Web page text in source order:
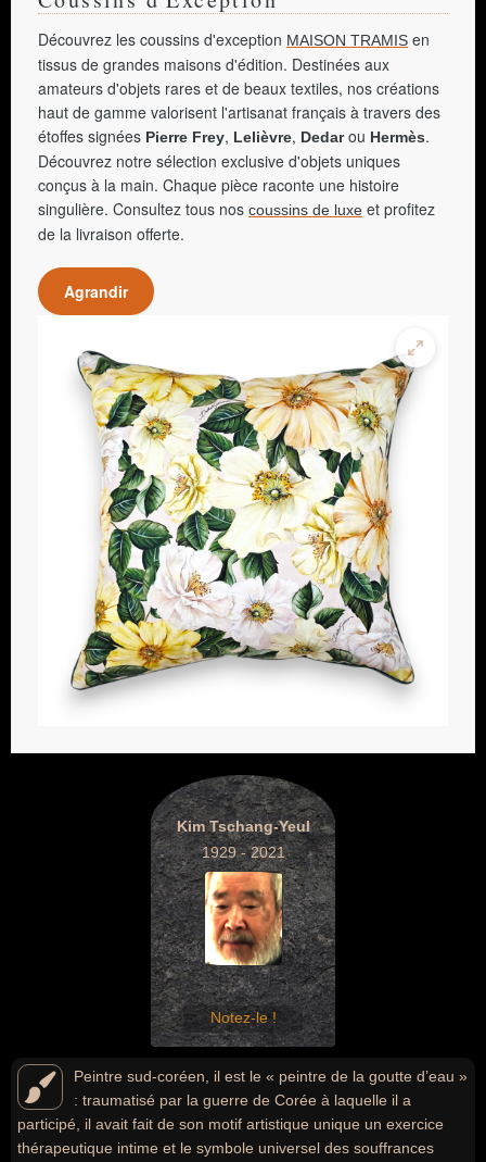
Découvrez les coussins d'exception MAISON TRAMIS en
tissus de grandes maisons d'édition. Destinées aux
amateurs d'objets rares et de beaux textiles, nos créations
haut de gamme valorisent l'artisanat français à travers des
étoffes signées Pierre Frey, Lelièvre, Dedarou Hermès.
Découvrez notre sélection exclusive d'objets uniques
conçus à la main. Chaque pièce raconte une histoire
singulière. Consultez tous nos coussins de luxe et profitez
de la livraison offerte.
Agrandir
Kim Tschang-Yeul
1929 - 2021
Notez-le !
Peintre sud-coréen, il est le « peintre de la goutte d’eau »
: traumatisé par la guerre de Corée à laquelle il a
participé, il avait fait de son motif artistique unique un exercice
thérapeutique intime et le symbole universel des souffrances